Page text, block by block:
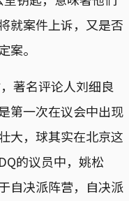
就案件上诉，又是否
案。
著名评论人刘细良
第一次在议会中出现
大，球其实在北京这
的议员中，姚松
自决派阵营，自决派